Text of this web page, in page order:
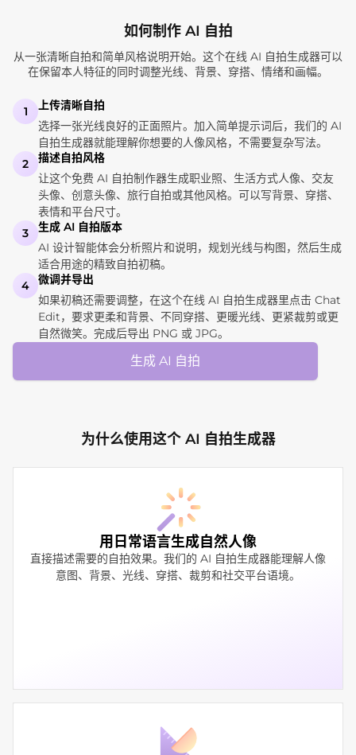
如何制作 AI 自拍
从一张清晰自拍和简单风格说明开始。这个在线 AI 自拍生成器可以
在保留本人特征的同时调整光线、背景、穿搭、情绪和画幅。
1
上传清晰自拍
选择一张光线良好的正面照片。加入简单提示词后，我们的 AI
自拍生成器就能理解你想要的人像风格，不需要复杂写法。
2
描述自拍风格
让这个免费 AI 自拍制作器生成职业照、生活方式人像、交友
头像、创意头像、旅行自拍或其他风格。可以写背景、穿搭、
表情和平台尺寸。
3
生成 AI 自拍版本
AI 设计智能体会分析照片和说明，规划光线与构图，然后生成
适合用途的精致自拍初稿。
4
微调并导出
如果初稿还需要调整，在这个在线 AI 自拍生成器里点击 Chat
Edit，要求更柔和背景、不同穿搭、更暖光线、更紧裁剪或更
自然微笑。完成后导出 PNG 或 JPG。
生成 AI 自拍
为什么使用这个 AI 自拍生成器
用日常语言生成自然人像
直接描述需要的自拍效果。我们的 AI 自拍生成器能理解人像
意图、背景、光线、穿搭、裁剪和社交平台语境。